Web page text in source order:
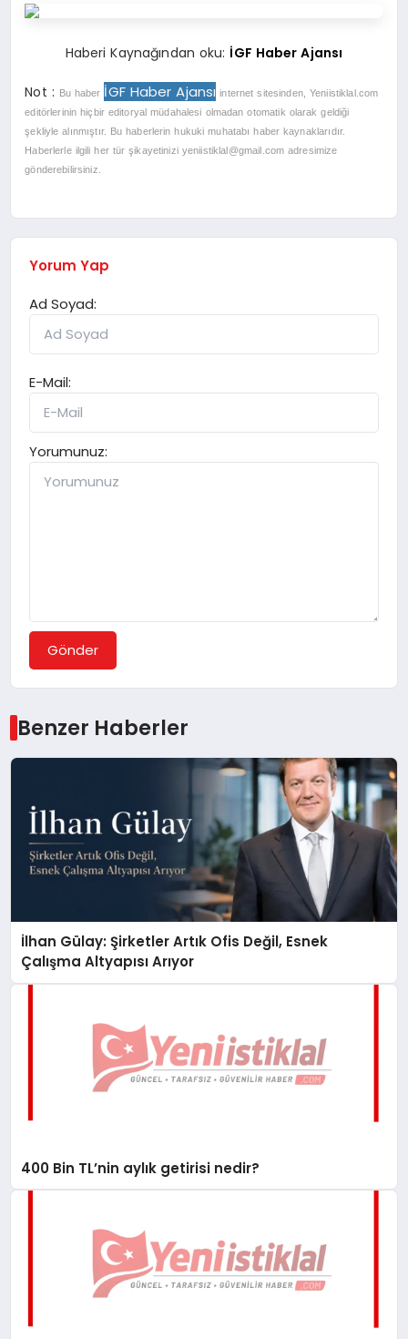
Haberi Kaynağından oku: İGF Haber Ajansı
Not : Bu haber İGF Haber Ajansı internet sitesinden, Yeniistiklal.com
editörlerinin hiçbir editoryal müdahalesi olmadan otomatik olarak geldiği
şekliyle alınmıştır. Bu haberlerin hukuki muhatabı haber kaynaklarıdır.
Haberlerle ilgili her tür şikayetinizi yeniistiklal@gmail.com adresimize
gönderebilirsiniz.
Yorum Yap
Ad Soyad:
E-Mail:
Yorumunuz:
Gönder
Benzer Haberler
İlhan Gülay: Şirketler Artık Ofis Değil, Esnek
Çalışma Altyapısı Arıyor
400 Bin TL’nin aylık getirisi nedir?